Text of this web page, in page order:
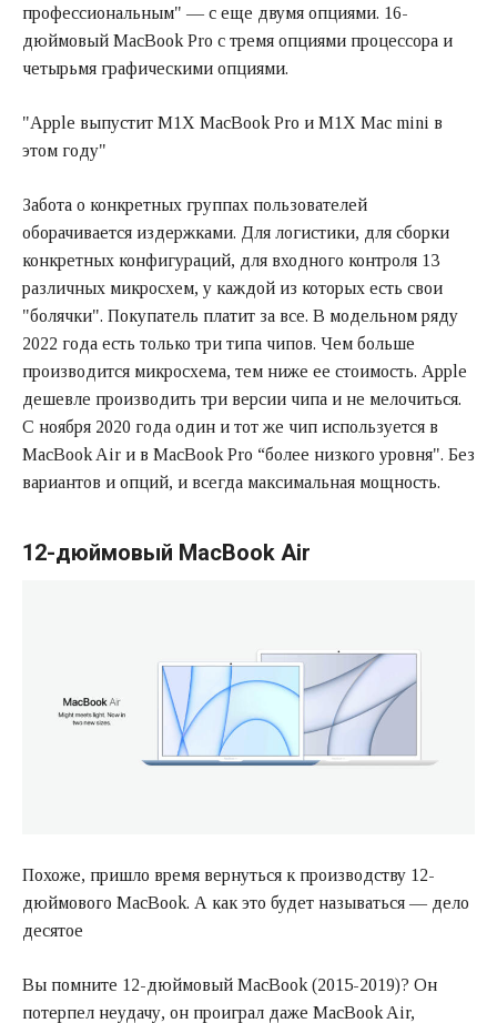
профессиональным" — с еще двумя опциями. 16-
дюймовый MacBook Pro с тремя опциями процессора и
четырьмя графическими опциями.
"Apple выпустит M1X MacBook Pro и M1X Mac mini в
этом году"
Забота о конкретных группах пользователей
оборачивается издержками. Для логистики, для сборки
конкретных конфигураций, для входного контроля 13
различных микросхем, у каждой из которых есть свои
"болячки". Покупатель платит за все. В модельном ряду
2022 года есть только три типа чипов. Чем больше
производится микросхема, тем ниже ее стоимость. Apple
дешевле производить три версии чипа и не мелочиться.
С ноября 2020 года один и тот же чип используется в
MacBook Air и в MacBook Pro “более низкого уровня". Без
вариантов и опций, и всегда максимальная мощность.
12-дюймовый MacBook Air
Похоже, пришло время вернуться к производству 12-
дюймового MacBook. А как это будет называться — дело
десятое
Вы помните 12-дюймовый MacBook (2015-2019)? Он
потерпел неудачу, он проиграл даже MacBook Air,